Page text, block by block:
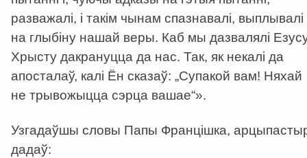
разважалі, і такім чынам спазнавалі, выплывалі
на глыбіну нашай веры. Каб мы дазвалялі
Хрысту дакрануцца да нас. Так, як некалі да
апосталаў, калі Ён сказаў: „Супакой вам! Няхай
не трывожыцца сэрца вашае“».
Узгадаўшы словы Папы Францішка,
дадаў: